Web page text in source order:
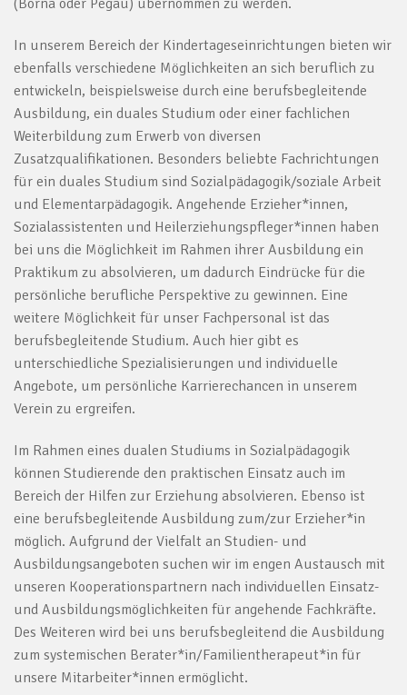
(Borna oder Pegau) übernommen zu werden.
In unserem Bereich der Kindertageseinrichtungen bieten wir
ebenfalls verschiedene Möglichkeiten an sich beruflich zu
entwickeln, beispielsweise durch eine berufsbegleitende
Ausbildung, ein duales Studium oder einer fachlichen
Weiterbildung zum Erwerb von diversen
Zusatzqualifikationen. Besonders beliebte Fachrichtungen
für ein duales Studium sind Sozialpädagogik/soziale Arbeit
und Elementarpädagogik. Angehende Erzieher*innen,
Sozialassistenten und Heilerziehungspfleger*innen haben
bei uns die Möglichkeit im Rahmen ihrer Ausbildung ein
Praktikum zu absolvieren, um dadurch Eindrücke für die
persönliche berufliche Perspektive zu gewinnen. Eine
weitere Möglichkeit für unser Fachpersonal ist das
berufsbegleitende Studium. Auch hier gibt es
unterschiedliche Spezialisierungen und individuelle
Angebote, um persönliche Karrierechancen in unserem
Verein zu ergreifen.
Im Rahmen eines dualen Studiums in Sozialpädagogik
können Studierende den praktischen Einsatz auch im
Bereich der Hilfen zur Erziehung absolvieren. Ebenso ist
eine berufsbegleitende Ausbildung zum/zur Erzieher*in
möglich. Aufgrund der Vielfalt an Studien- und
Ausbildungsangeboten suchen wir im engen Austausch mit
unseren Kooperationspartnern nach individuellen Einsatz-
und Ausbildungsmöglichkeiten für angehende Fachkräfte.
Des Weiteren wird bei uns berufsbegleitend die Ausbildung
zum systemischen Berater*in/Familientherapeut*in für
unsere Mitarbeiter*innen ermöglicht.